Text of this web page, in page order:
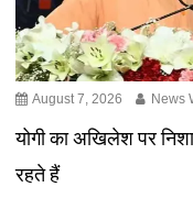
August 7, 2026 News
योगी का अखिलेश पर
रहते हैं